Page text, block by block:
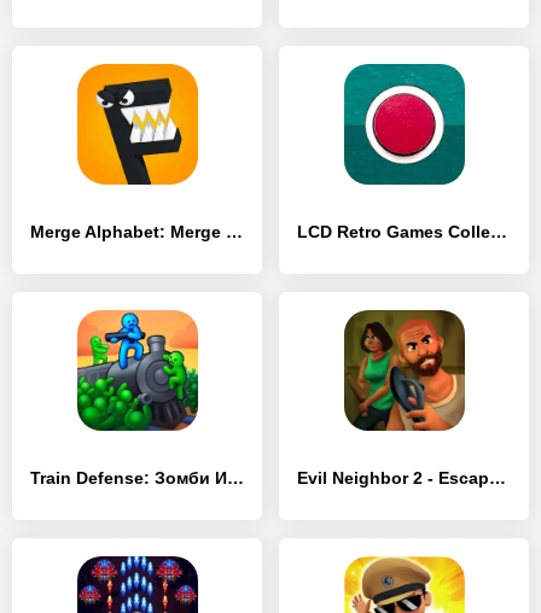
Merge Alphabet: Merge Monster - [MOD Много монет] LCD Retro Games Collection - [MOD Много монет]
Train Defense: Зомби Игра - [MOD Много монет] Evil Neighbor 2 - Escape - [MOD Много монет]